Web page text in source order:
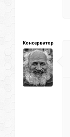
Консерватор